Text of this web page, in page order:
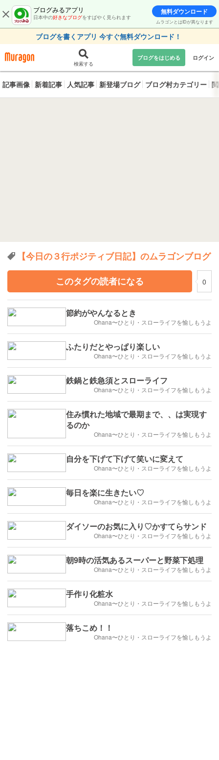
ブログみるアプリ
日本中の好きなブログをすばやく見られます
無料ダウンロード
ムラゴンとはIDが異なります
ブログを書くアプリ 今すぐ無料ダウンロード！
検索する
ブログをはじめる ログイン
記事画像 新着記事 人気記事 新登場ブログ ブログ村カテゴリー
【今日の３行ポジティブ日記】のムラゴンブログ
このタグの読者になる
0
節約がやんなるとき
Ohana〜ひとり・スローライフを愉しもうよ
ふたりだとやっぱり楽しい
Ohana〜ひとり・スローライフを愉しもうよ
鉄鍋と鉄急須とスローライフ
Ohana〜ひとり・スローライフを愉しもうよ
住み慣れた地域で最期まで、、は実現す
るのか
Ohana〜ひとり・スローライフを愉しもうよ
自分を下げて下げて笑いに変えて
Ohana〜ひとり・スローライフを愉しもうよ
毎日を楽に生きたい♡
Ohana〜ひとり・スローライフを愉しもうよ
ダイソーのお気に入り♡かすてらサンド
Ohana〜ひとり・スローライフを愉しもうよ
朝9時の活気あるスーパーと野菜下処理
Ohana〜ひとり・スローライフを愉しもうよ
手作り化粧水
Ohana〜ひとり・スローライフを愉しもうよ
落ちこめ！！
Ohana〜ひとり・スローライフを愉しもうよ